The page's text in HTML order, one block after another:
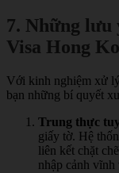
7. Những lưu
Visa Hong
Với kinh nghiệm xử
bạn những bí quyết
Trung thực
giấy tờ. Hệ
liên kết chặt
nhập cảnh vĩnh